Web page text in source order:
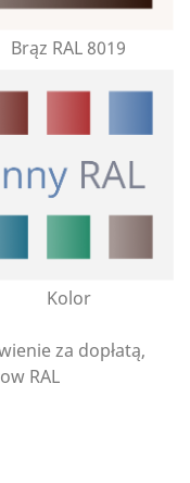
Brąz RAL 8019
Kolor
za dopłatą,
RAL